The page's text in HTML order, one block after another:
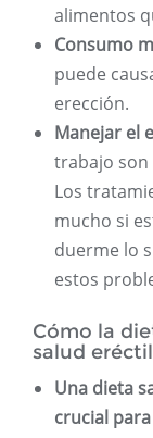
alimentos
Consumo
puede
erección.
Manejar el
trabajo son
Los
mucho si
duerme lo
estos
Cómo la
salud eréctil
Una dieta
crucial